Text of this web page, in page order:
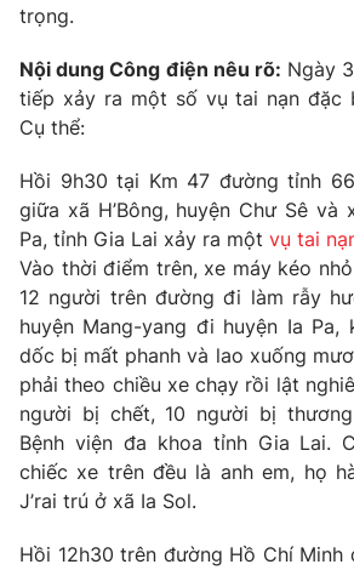
Phim VTV
Hậu trường
Nhân vật
Giải sao mai
Điện ảnh
Âm nhạc
Sao
Đời sống
Làm đẹp
Chất lượng cuộc sống
Giáo dục
Tuyển sinh
Học trực tuyến
Công nghệ
Hitech Công nghệ tương lai
Sản phẩm
Thị trường
Tư vấn
Giao lưu trực tuyến
Lịch phát sóng
Chuyên mục khác
trọng.
Nội dung Công điện nêu rõ: Ngày
tiếp xảy ra một số vụ tai nạn đặc
Cụ thể:
Hồi 9h30 tại Km 47 đường tỉnh
giữa xã H’Bông, huyện Chư Sê và
Pa, tỉnh Gia Lai xảy ra một vụ tai
Vào thời điểm trên, xe máy kéo nhỏ
12 người trên đường đi làm rẫy
huyện Mang-yang đi huyện Ia Pa,
dốc bị mất phanh và lao xuống
phải theo chiều xe chạy rồi lật
người bị chết, 10 người bị
Bệnh viện đa khoa tỉnh Gia Lai.
chiếc xe trên đều là anh em, họ
J’rai trú ở xã Ia Sol.
Hồi 12h30 trên đường Hồ Chí Minh